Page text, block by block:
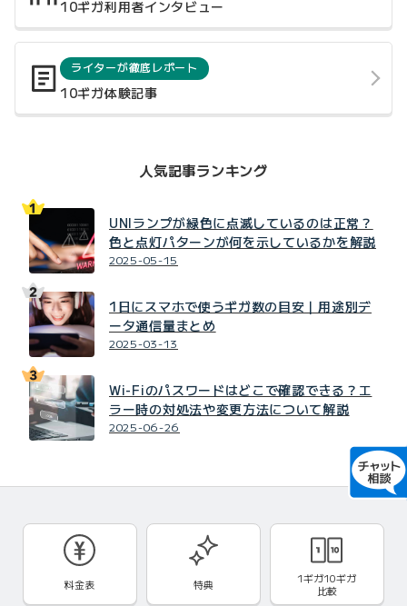
10ギガ利用者インタビュー
ライターが徹底レポート
10ギガ体験記事
人気記事ランキング
UNIランプが緑色に点滅しているのは正常？
色と点灯パターンが何を示しているかを解説
2025-05-15
1日にスマホで使うギガ数の目安｜用途別デ
ータ通信量まとめ
2025-03-13
Wi-Fiのパスワードはどこで確認できる？エ
ラー時の対処法や変更方法について解説
2025-06-26
料金表 特典
1ギガ10ギガ
比較